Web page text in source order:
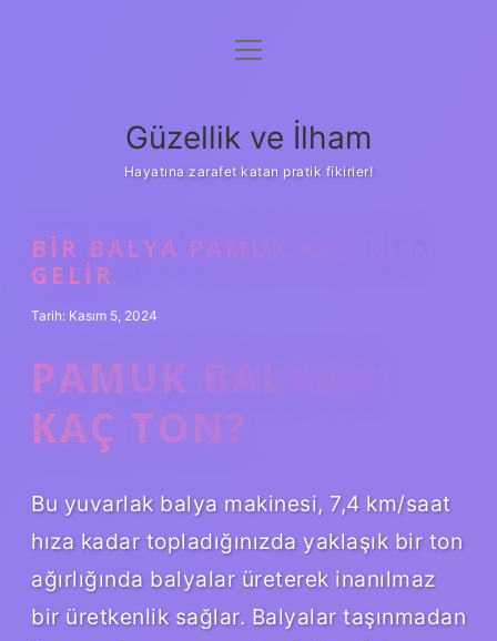
Anasayfa
Yasal Uyarı
menüyü
Güzellik ve İlham
Hayatına zarafet katan pratik fikirler!
BIR BALYA PAMUK KAÇ KILO
GELIR
Tarih: Kasım 5, 2024
PAMUK BALYASI
KAÇ TON?
Bu yuvarlak balya makinesi, 7,4 km/saat
hıza kadar topladığınızda yaklaşık bir ton
ağırlığında balyalar üreterek inanılmaz
bir üretkenlik sağlar. Balyalar taşınmadan